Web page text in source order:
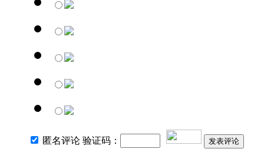
匿名评论 验证码： 发表评论